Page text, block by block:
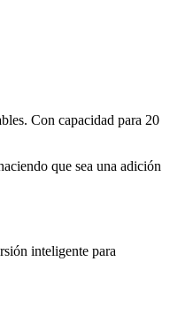
Con capacidad para 20
que sea una adición
inteligente para